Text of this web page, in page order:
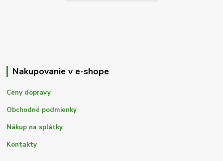
Nakupovanie v e-shope
Ceny dopravy
Obchodné podmienky
Nákup na splátky
Kontakty